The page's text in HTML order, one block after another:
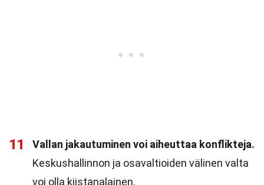
11
Vallan jakautuminen voi aiheuttaa konflikteja.
Keskushallinnon ja osavaltioiden välinen valta
voi olla kiistanalainen.